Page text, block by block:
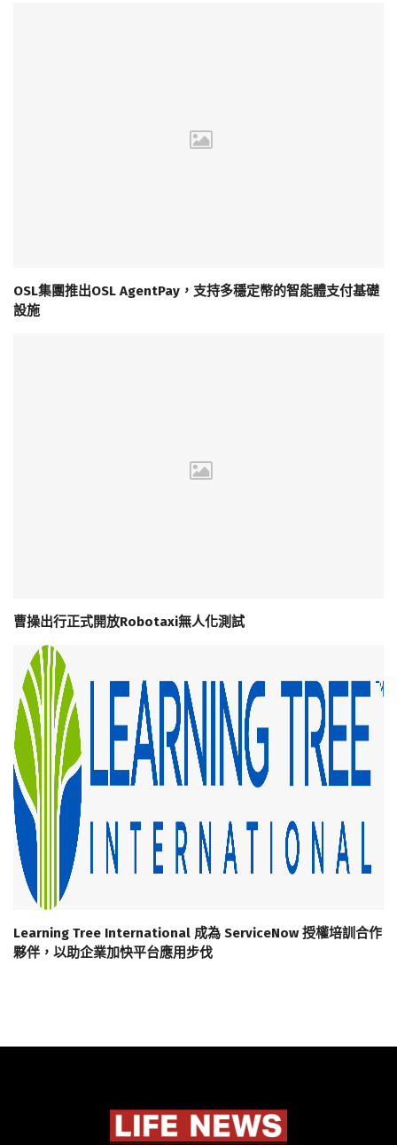
OSL集團推出OSL AgentPay，支持多穩定幣的智能體支付基礎
設施
曹操出行正式開放Robotaxi無人化測試
Learning Tree International 成為 ServiceNow 授權培訓合作
夥伴，以助企業加快平台應用步伐